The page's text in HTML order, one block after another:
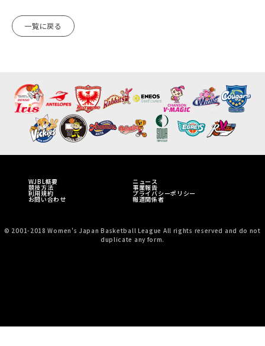
一覧に戻る
WJBL概要 ニュース
競技方法 事業報告
利用規約 プライバシーポリシー
お問い合わせ 報道関係者
© 2001-2018 Women's Japan Basketball League All rights reserved and do not
duplicate any form.